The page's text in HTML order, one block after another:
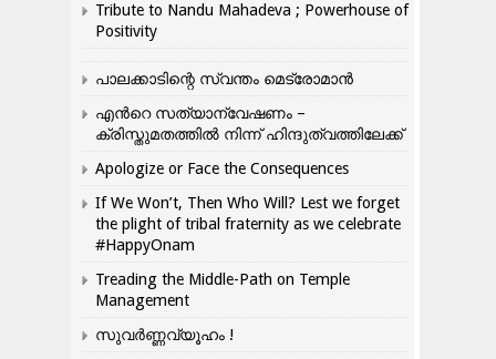
Tribute to Nandu Mahadeva ; Powerhouse of
Positivity
പാലക്കാടിന്റെ സ്വന്തം മെട്രോമാൻ
എന്‍റെ സത്യാന്വേഷണം –
ക്രിസ്തുമതത്തില്‍ നിന്ന് ഹിന്ദുത്വത്തിലേക്ക്
Apologize or Face the Consequences
If We Won’t, Then Who Will? Lest we forget
the plight of tribal fraternity as we celebrate
#HappyOnam
Treading the Middle-Path on Temple
Management
സുവർണ്ണവ്യൂഹം !